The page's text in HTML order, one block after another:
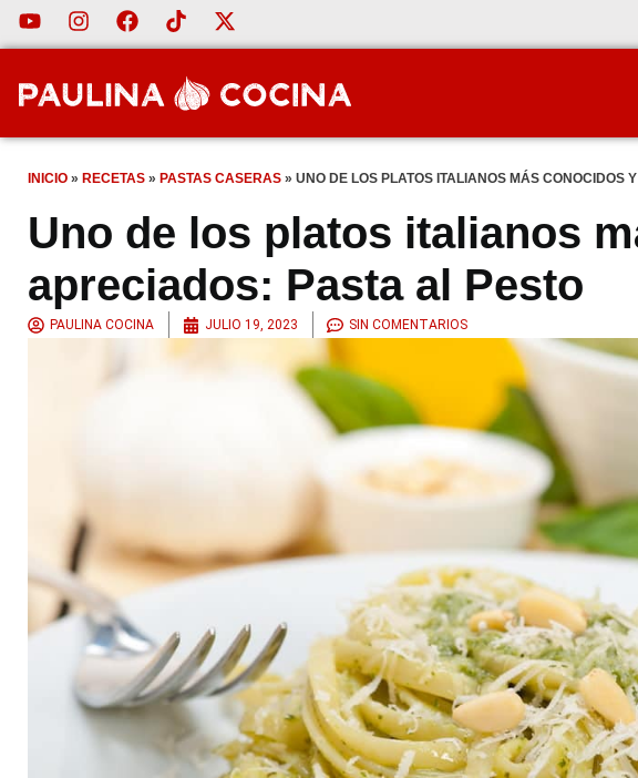
INICIO » RECETAS » PASTAS CASERAS » UNO DE LOS PLATOS ITALIANOS MÁS CONOCIDOS
Uno de los platos italianos
apreciados: Pasta al Pesto
PAULINA COCINA JULIO 19, 2023 SIN COMENTARIOS